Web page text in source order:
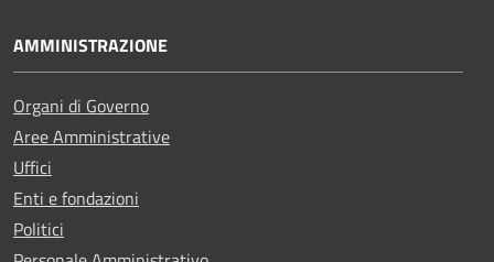
AMMINISTRAZIONE
Organi di Governo
Aree Amministrative
Uffici
Enti e fondazioni
Politici